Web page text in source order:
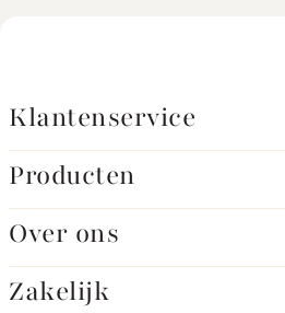
Klantenservice
Producten
Over ons
Zakelijk